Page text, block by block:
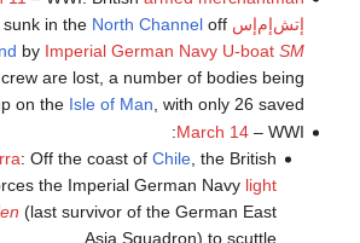
إتش‌إم‌إس
sunk in the North Channeloff
by Imperial German Navy U-boat SM
are lost, a number of bodies being
on the Isle of Man , with only 26 saved.
March 14– WWI:
: Off the coast ofChile, the British
the Imperial German Navy light
(last survivor of the German East
Asia Squadron) to scuttle.